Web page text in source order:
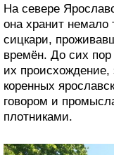
На севере
она хранит
сицкари,
времён. До сих
их происхождение,
коренных
говором и
плотниками.